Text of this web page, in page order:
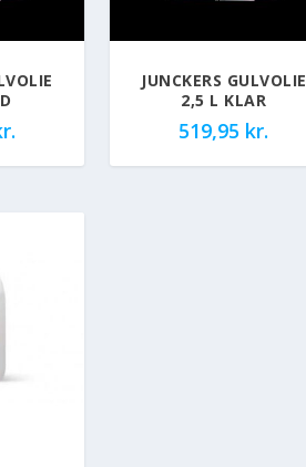
JUNCKERS GULVOLIE
2,5 L KLAR
519,95 kr.